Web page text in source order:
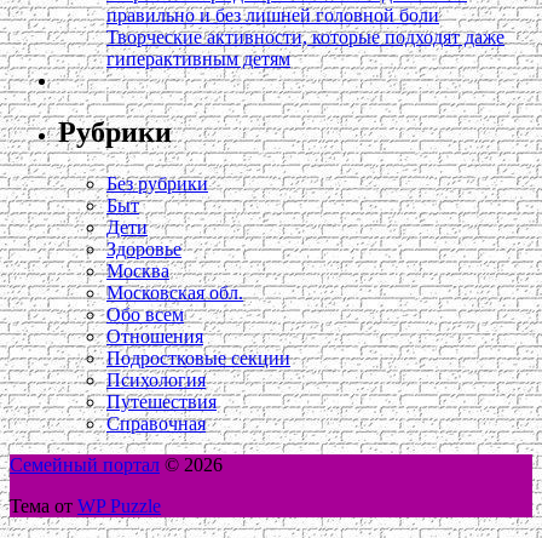
правильно и без лишней головной боли
Творческие активности, которые подходят даже
гиперактивным детям
Рубрики
Без рубрики
Быт
Дети
Здоровье
Москва
Московская обл.
Обо всем
Отношения
Подростковые секции
Психология
Путешествия
Справочная
Семейный портал © 2026
Тема от WP Puzzle